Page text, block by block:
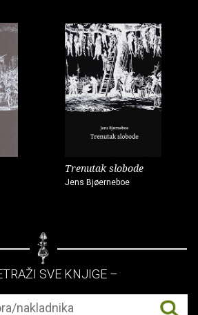
Trenutak slobode
Jens Bjøerneboe
SVE KNJIGE –